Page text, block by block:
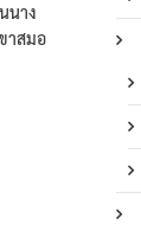
นาง
าสมอ